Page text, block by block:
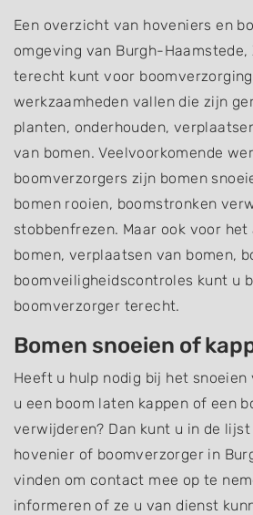
Een overzicht van hoveniers en
omgeving van Burgh-Haamstede,
terecht kunt voor
werkzaamheden vallen die zijn
planten, onderhouden,
van bomen. Veelvoorkomende
boomverzorgers zijn bomen
bomen rooien, boomstronken
stobbenfrezen. Maar ook voor
bomen, verplaatsen van bomen,
boomveiligheidscontroles kunt u
boomverzorger terecht.
Bomen snoeien of
Heeft u hulp nodig bij het
u een boom laten kappen of een
verwijderen? Dan kunt u in de
hovenier of boomverzorger in
vinden om contact mee op te
informeren of ze u van dienst